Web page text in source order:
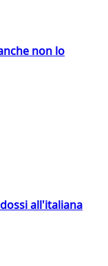
non lo
all'italiana